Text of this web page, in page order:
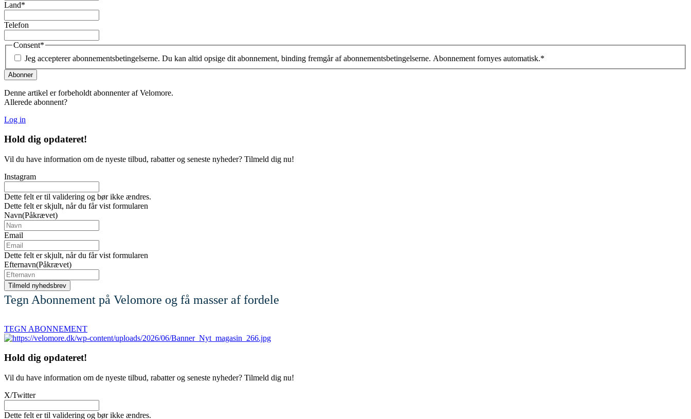
Land*
Telefon
Consent*
Jeg accepterer abonnementsbetingelserne. Du kan altid opsige dit abonnement, binding fremgår af abonnementsbetingelserne. Abonnement fornyes automatisk.*
Denne artikel er forbeholdt abonnenter af Velomore.
Allerede abonnent?
Log in
Hold dig opdateret!
Vil du have information om de nyeste tilbud, rabatter og seneste nyheder? Tilmeld dig nu!
Instagram
Dette felt er til validering og bør ikke ændres.
Dette felt er skjult, når du får vist formularen
Navn(Påkrævet)
Email
Dette felt er skjult, når du får vist formularen
Efternavn(Påkrævet)
Tegn Abonnement på Velomore og få masser af fordele
TEGN ABONNEMENT
Hold dig opdateret!
Vil du have information om de nyeste tilbud, rabatter og seneste nyheder? Tilmeld dig nu!
X/Twitter
Dette felt er til validering og bør ikke ændres.